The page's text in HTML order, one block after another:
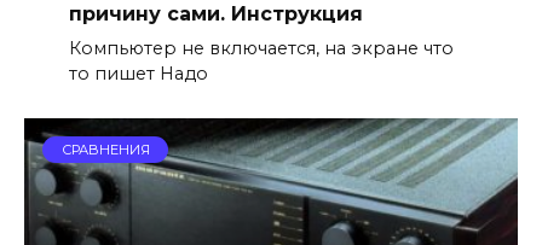
причину сами. Инструкция
Компьютер не включается, на экране что
то пишет Надо
СРАВНЕНИЯ